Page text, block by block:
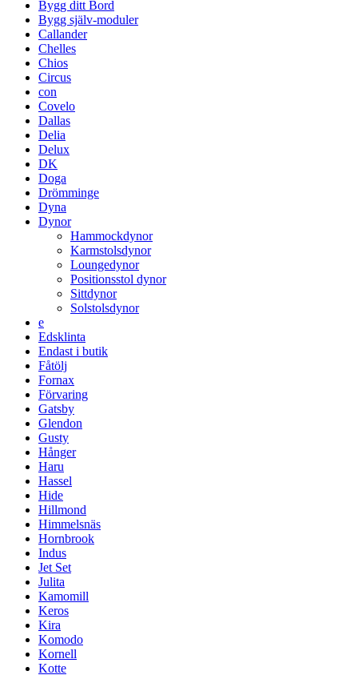
Bygg ditt Bord
Bygg själv-moduler
Callander
Chelles
Chios
Circus
con
Covelo
Dallas
Delia
Delux
DK
Doga
Drömminge
Dyna
Dynor
Hammockdynor
Karmstolsdynor
Loungedynor
Positionsstol dynor
Sittdynor
Solstolsdynor
e
Edsklinta
Endast i butik
Fåtölj
Fornax
Förvaring
Gatsby
Glendon
Gusty
Hånger
Haru
Hassel
Hide
Hillmond
Himmelsnäs
Hornbrook
Indus
Jet Set
Julita
Kamomill
Keros
Kira
Komodo
Kornell
Kotte